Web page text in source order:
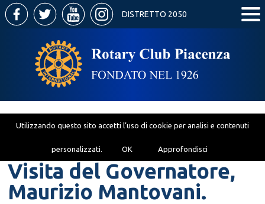
Utilizzando questo sito accetti l’uso di cookie per analisi e contenuti
personalizzati. OK Approfondisci
Visita del Governatore,
Maurizio Mantovani.
DISTRETTO 2050